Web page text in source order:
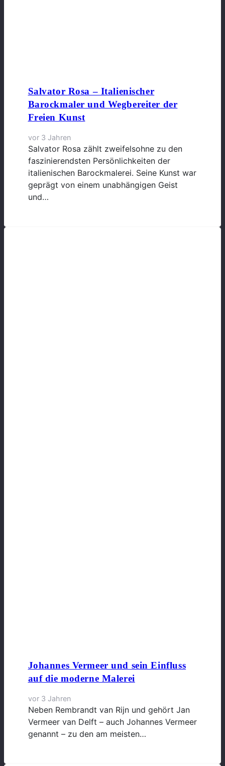
Salvator Rosa – Italienischer
Barockmaler und Wegbereiter der
Freien Kunst
vor 3 Jahren
Salvator Rosa zählt zweifelsohne zu den
faszinierendsten Persönlichkeiten der
italienischen Barockmalerei. Seine Kunst war
geprägt von einem unabhängigen Geist
und…
Johannes Vermeer und sein Einfluss
auf die moderne Malerei
vor 3 Jahren
Neben Rembrandt van Rijn und gehört Jan
Vermeer van Delft – auch Johannes Vermeer
genannt – zu den am meisten…